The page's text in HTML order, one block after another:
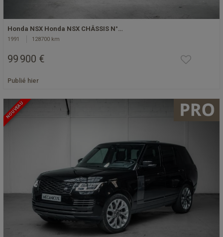
Honda NSX Honda NSX CHÂSSIS N°…
1991 128700 km
99 900 €
Publié hier
NOUVEAU